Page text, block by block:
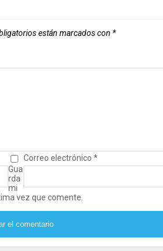
están marcados con *
Correo electrónico *
Gua
rda
mi
vez que comente.